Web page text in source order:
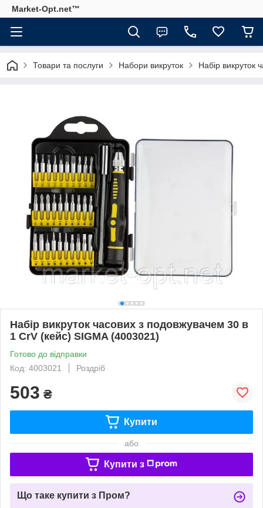
Market-Opt.net™
Товари та послуги Набори викруток Набір викруток
Набір викруток часових з подовжувачем 30 в
1 CrV (кейс) SIGMA (4003021)
Готово до відправки
Код: 4003021
Роздріб
503 ₴
Купити
або
Купити з
Що таке купити з Пром?